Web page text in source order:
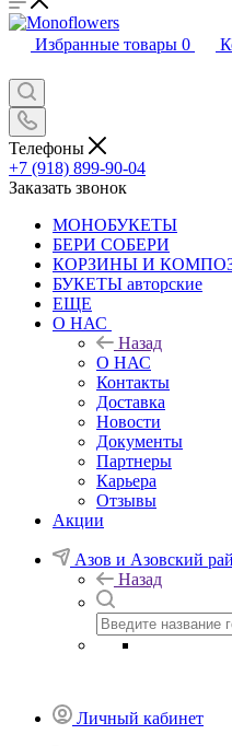
Избранные товары 0
Телефоны
+7 (918) 899-90-04
Заказать звонок
МОНОБУКЕТЫ
БЕРИ СОБЕРИ
КОРЗИНЫ И
БУКЕТЫ авторские
ЕЩЕ
О НАС
Назад
О НАС
Контакты
Доставка
Новости
Документы
Партнеры
Карьера
Отзывы
Акции
Азов и Азовский
Назад
Личный кабинет